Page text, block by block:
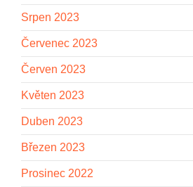
Srpen 2023
Červenec 2023
Červen 2023
Květen 2023
Duben 2023
Březen 2023
Prosinec 2022